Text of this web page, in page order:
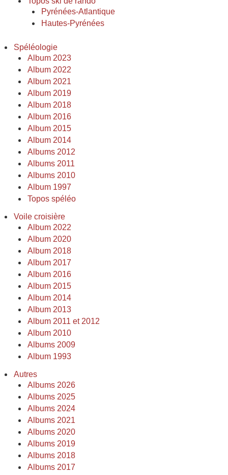
Pyrénées-Atlantique
Hautes-Pyrénées
Spéléologie
Album 2023
Album 2022
Album 2021
Album 2019
Album 2018
Album 2016
Album 2015
Album 2014
Albums 2012
Albums 2011
Albums 2010
Album 1997
Topos spéléo
Voile croisière
Album 2022
Album 2020
Album 2018
Album 2017
Album 2016
Album 2015
Album 2014
Album 2013
Album 2011 et 2012
Album 2010
Albums 2009
Album 1993
Autres
Albums 2026
Albums 2025
Albums 2024
Albums 2021
Albums 2020
Albums 2019
Albums 2018
Albums 2017